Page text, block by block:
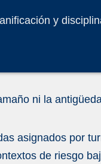
y
ni la
asignados por
de riesgo